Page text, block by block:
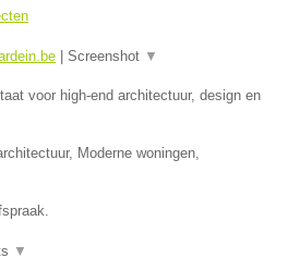
Screenshot ▼
voor high-end architectuur, design en
Moderne woningen,
▼